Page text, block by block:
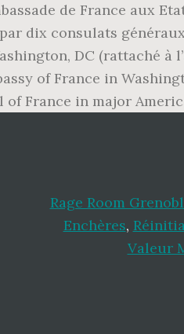
de France aux
dix consulats
DC (rattaché à
of France in
of France in major
Rage Room
Enchères,
Valeur